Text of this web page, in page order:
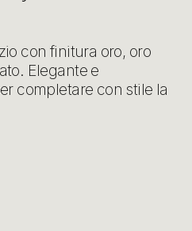
con finitura oro, oro
Elegante e
completare con stile la